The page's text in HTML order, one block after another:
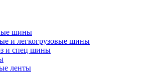
шины
и легкогрузовые шины
и спец шины
ленты